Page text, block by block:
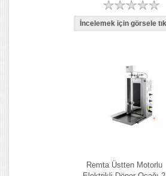
Remta Üstten Motorlu